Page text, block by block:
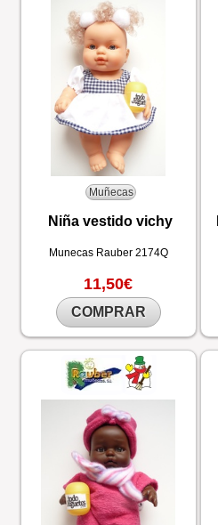
Muñecas
Niña vestido vichy
Munecas Rauber 2174Q
11,50€
COMPRAR